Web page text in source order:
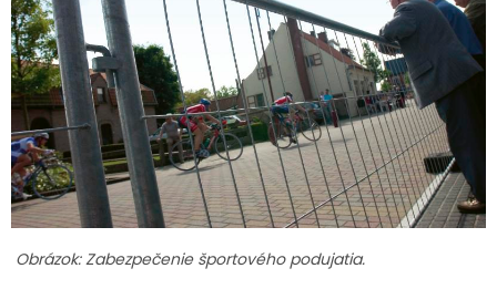
Obrázok: Zabezpečenie športového podujatia.